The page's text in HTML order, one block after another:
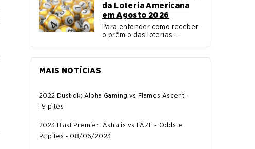
da Loteria Americana
em Agosto 2026
Para entender como receber
o prêmio das loterias ...
MAIS NOTÍCIAS
2022 Dust.dk: Alpha Gaming vs Flames Ascent -
Palpites
2023 Blast Premier: Astralis vs FAZE - Odds e
Palpites - 08/06/2023